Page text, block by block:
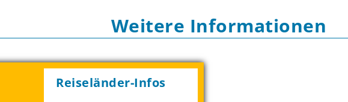
Weitere Informationen
Reiseländer-Infos